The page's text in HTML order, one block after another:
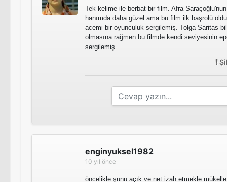
Tek kelime ile berbat bir film. Afra
hanımda daha güzel ama bu film ilk başrolü
acemi bir oyunculuk sergilemiş. Tolga Saritas
olmasına rağmen bu filmde kendi seviyesinin
sergilemiş.
enginyuksel1982
10 yıl önce
öncelikle şunu açık ve net izah etmekle